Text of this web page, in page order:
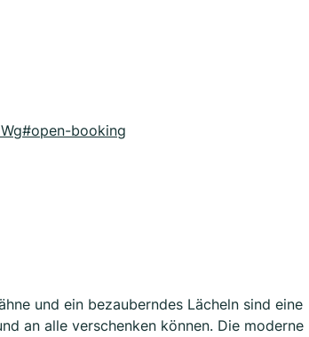
booking
und ein bezauberndes Lächeln sind eine
an alle verschenken können. Die moderne